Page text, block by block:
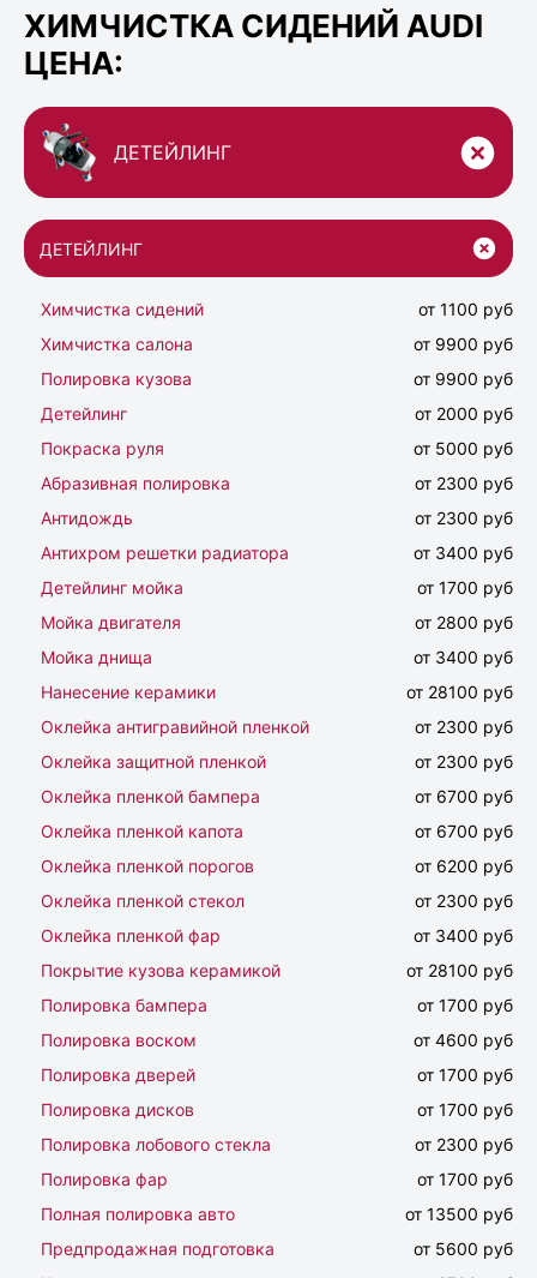
ХИМЧИСТКА СИДЕНИЙ AUDI
ЦЕНА:
ДЕТЕЙЛИНГ
ДЕТЕЙЛИНГ
Химчистка сидений
от 1100 руб
Химчистка салона
от 9900 руб
Полировка кузова
от 9900 руб
Детейлинг
от 2000 руб
Покраска руля
от 5000 руб
Абразивная полировка
от 2300 руб
Антидождь
от 2300 руб
Антихром решетки радиатора
от 3400 руб
Детейлинг мойка
от 1700 руб
Мойка двигателя
от 2800 руб
Мойка днища
от 3400 руб
Нанесение керамики
от 28100 руб
Оклейка антигравийной пленкой
от 2300 руб
Оклейка защитной пленкой
от 2300 руб
Оклейка пленкой бампера
от 6700 руб
Оклейка пленкой капота
от 6700 руб
Оклейка пленкой порогов
от 6200 руб
Оклейка пленкой стекол
от 2300 руб
Оклейка пленкой фар
от 3400 руб
Покрытие кузова керамикой
от 28100 руб
Полировка бампера
от 1700 руб
Полировка воском
от 4600 руб
Полировка дверей
от 1700 руб
Полировка дисков
от 1700 руб
Полировка лобового стекла
от 2300 руб
Полировка фар
от 1700 руб
Полная полировка авто
от 13500 руб
Предпродажная подготовка
от 5600 руб